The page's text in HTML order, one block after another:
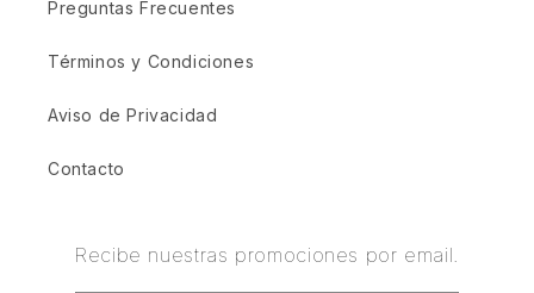
Preguntas Frecuentes
Términos y Condiciones
Aviso de Privacidad
Contacto
Recibe nuestras promociones por email.